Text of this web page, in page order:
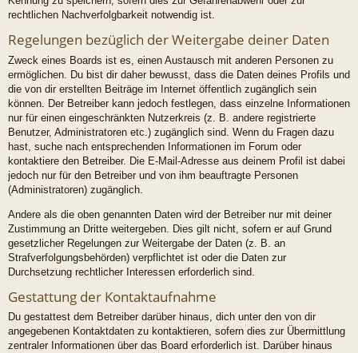
rechtlichen Nachverfolgbarkeit notwendig ist.
Regelungen bezüglich der Weitergabe deiner Daten
Zweck eines Boards ist es, einen Austausch mit anderen Personen zu
ermöglichen. Du bist dir daher bewusst, dass die Daten deines Profils und
die von dir erstellten Beiträge im Internet öffentlich zugänglich sein
können. Der Betreiber kann jedoch festlegen, dass einzelne Informationen
nur für einen eingeschränkten Nutzerkreis (z. B. andere registrierte
Benutzer, Administratoren etc.) zugänglich sind. Wenn du Fragen dazu
hast, suche nach entsprechenden Informationen im Forum oder
kontaktiere den Betreiber. Die E-Mail-Adresse aus deinem Profil ist dabei
jedoch nur für den Betreiber und von ihm beauftragte Personen
(Administratoren) zugänglich.
Andere als die oben genannten Daten wird der Betreiber nur mit deiner
Zustimmung an Dritte weitergeben. Dies gilt nicht, sofern er auf Grund
gesetzlicher Regelungen zur Weitergabe der Daten (z. B. an
Strafverfolgungsbehörden) verpflichtet ist oder die Daten zur
Durchsetzung rechtlicher Interessen erforderlich sind.
Gestattung der Kontaktaufnahme
Du gestattest dem Betreiber darüber hinaus, dich unter den von dir
angegebenen Kontaktdaten zu kontaktieren, sofern dies zur Übermittlung
zentraler Informationen über das Board erforderlich ist. Darüber hinaus